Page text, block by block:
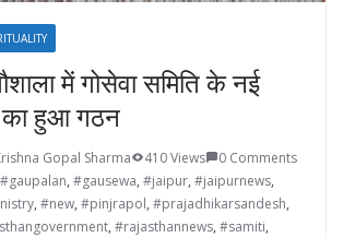
में गोसेवा समिति के नई
का हुआ गठन
Gopal Sharma 410 Views
0 Comments
#gaupalan, #gausewa, #jaipur, #jaipurnews,
, #new, #pinjrapol, #prajadhikarsandesh,
, #rajasthannews, #samiti,